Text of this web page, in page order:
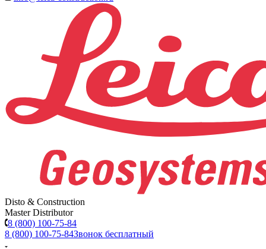
Disto & Construction
Master Distributor
8 (800) 100-75-84
8 (800) 100-75-84Звонок бесплатный